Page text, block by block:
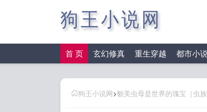
狗王小说网
首 页 玄幻修真 重生穿越 都市小
狗王小说网>貌美虫母是世界的瑰宝［虫族